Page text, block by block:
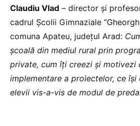
Claudiu Vlad – director și
cadrul Școlii Gimnaziale
comuna Apateu, județul Arad:
școală din mediul rural prin
private, cum îți creezi și motivezi
implementare a proiectelor, ce
elevii vis-a-vis de modul de